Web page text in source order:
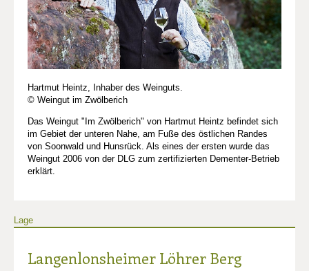
Hartmut Heintz, Inhaber des Weinguts.
© Weingut im Zwölberich
Das Weingut "Im Zwölberich" von Hartmut Heintz befindet sich
im Gebiet der unteren Nahe, am Fuße des östlichen Randes
von Soonwald und Hunsrück. Als eines der ersten wurde das
Weingut 2006 von der DLG zum zertifizierten Dementer-Betrieb
erklärt.
Lage
Langenlonsheimer Löhrer Berg